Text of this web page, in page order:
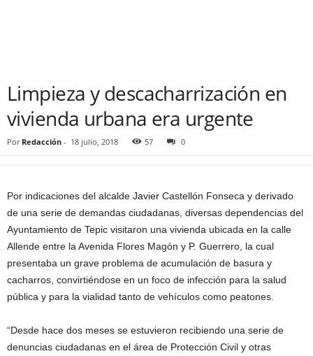
Limpieza y descacharrización en
vivienda urbana era urgente
Por Redacción - 18 julio, 2018 57 0
Por indicaciones del alcalde Javier Castellón Fonseca y derivado
de una serie de demandas ciudadanas, diversas dependencias del
Ayuntamiento de Tepic visitaron una vivienda ubicada en la calle
Allende entre la Avenida Flores Magón y P. Guerrero, la cual
presentaba un grave problema de acumulación de basura y
cacharros, convirtiéndose en un foco de infección para la salud
pública y para la vialidad tanto de vehículos como peatones.
“Desde hace dos meses se estuvieron recibiendo una serie de
denuncias ciudadanas en el área de Protección Civil y otras